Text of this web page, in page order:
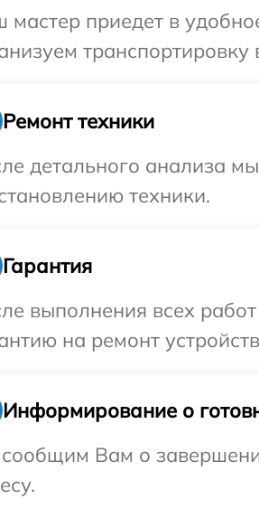
мастер приедет в
Ремонт техники
детального анализа
техники.
Гарантия
выполнения всех
на ремонт
Информирование о
Вам о